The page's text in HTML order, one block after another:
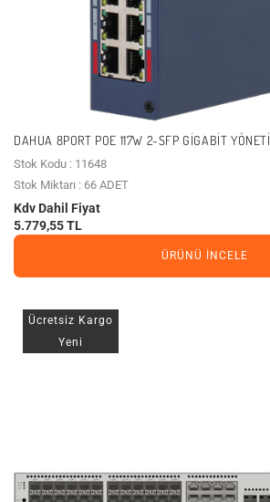
DAHUA 8PORT POE 117W 2-SFP GIGABIT
CHS4212-8GT-110
Stok Kodu : 11648
Stok Miktarı : 66 ADET
Kdv Dahil Fiyat
5.779,55 TL
ÜRÜNÜ İNCELE
Ücretsiz Kargo
Yeni